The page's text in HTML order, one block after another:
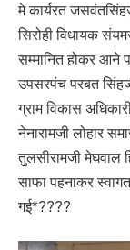
मे कार्यरत
सिरोही विधायक
सम्मानित होकर आने
उपसरपंच परबत
ग्राम विकास
नेनारामजी लोहार
तुलसीरामजी मेघवाल
साफा पहनाकर
गई*????